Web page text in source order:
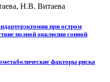
Н.В. Витаева
при остром
полной окклюзии сонной
факторы риска